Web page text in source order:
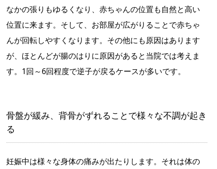
なかの張りもゆるくなり、赤ちゃんの位置も自然と高い
位置に来ます。そして、お部屋が広がりることで赤ちゃ
んが回転しやすくなります。その他にも原因はあります
が、ほとんどが腸のはりに原因があると当院では考えま
す。1回～6回程度で逆子が戻るケースが多いです。
骨盤が緩み、背骨がずれることで様々な不調が起き
る
妊娠中は様々な身体の痛みが出たりします。それは体の